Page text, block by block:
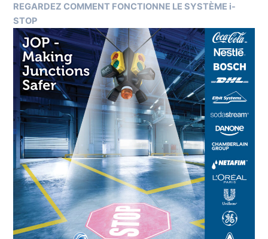
REGARDEZ COMMENT FONCTIONNE LE SYSTÈME i-
STOP